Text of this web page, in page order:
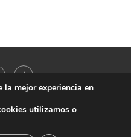
and Developed by
mejor experiencia en
utilizamos o